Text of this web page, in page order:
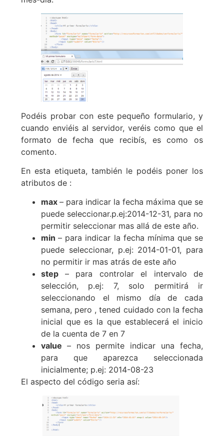
Podéis probar con este pequeño formulario, y
cuando enviéis al servidor, veréis como que el
formato de fecha que recibís, es como os
comento.
En esta etiqueta, también le podéis poner los
atributos de :
max – para indicar la fecha máxima que se
puede seleccionar.p.ej:2014-12-31, para no
permitir seleccionar mas allá de este año.
min– para indicar la fecha mínima que se
puede seleccionar, p.ej: 2014-01-01, para
no permitir ir mas atrás de este año
step – para controlar el intervalo de
selección, p.ej: 7, solo permitirá ir
seleccionando el mismo día de cada
semana, pero , tened cuidado con la fecha
inicial que es la que establecerá el inicio
de la cuenta de 7 en 7
value – nos permite indicar una fecha,
para que aparezca seleccionada
inicialmente; p.ej: 2014-08-23
El aspecto del código seria así: